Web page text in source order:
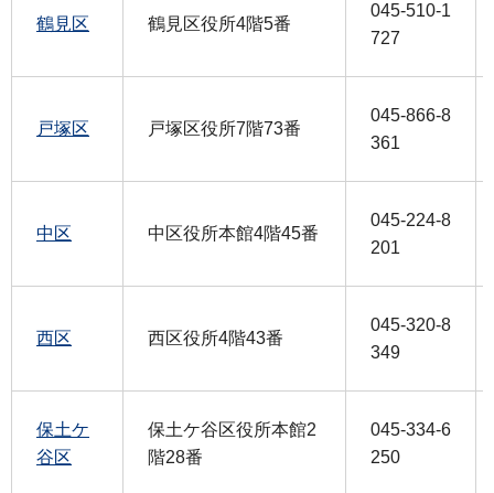
鶴見区 鶴見区役所4階5番
045-510-1
727
戸塚区 戸塚区役所7階73番
045-866-8
361
中区 中区役所本館4階45番
045-224-8
201
西区 西区役所4階43番
045-320-8
349
保土ケ
谷区
保土ケ谷区役所本館2
階28番
045-334-6
250